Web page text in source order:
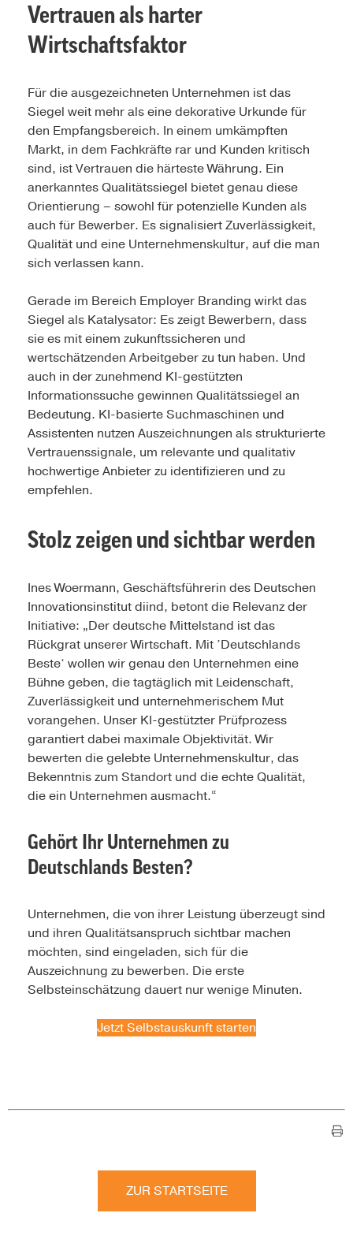
Vertrauen als harter
Wirtschaftsfaktor
Für die ausgezeichneten Unternehmen ist das
Siegel weit mehr als eine dekorative Urkunde für
den Empfangsbereich. In einem umkämpften
Markt, in dem Fachkräfte rar und Kunden kritisch
sind, ist Vertrauen die härteste Währung. Ein
anerkanntes Qualitätssiegel bietet genau diese
Orientierung – sowohl für potenzielle Kunden als
auch für Bewerber. Es signalisiert Zuverlässigkeit,
Qualität und eine Unternehmenskultur, auf die man
sich verlassen kann.
Gerade im Bereich Employer Branding wirkt das
Siegel als Katalysator: Es zeigt Bewerbern, dass
sie es mit einem zukunftssicheren und
wertschätzenden Arbeitgeber zu tun haben. Und
auch in der zunehmend KI-gestützten
Informationssuche gewinnen Qualitätssiegel an
Bedeutung. KI-basierte Suchmaschinen und
Assistenten nutzen Auszeichnungen als strukturierte
Vertrauenssignale, um relevante und qualitativ
hochwertige Anbieter zu identifizieren und zu
empfehlen.
Stolz zeigen und sichtbar werden
Ines Woermann, Geschäftsführerin des Deutschen
Innovationsinstitut diind, betont die Relevanz der
Initiative: „Der deutsche Mittelstand ist das
Rückgrat unserer Wirtschaft. Mit ’Deutschlands
Beste‘ wollen wir genau den Unternehmen eine
Bühne geben, die tagtäglich mit Leidenschaft,
Zuverlässigkeit und unternehmerischem Mut
vorangehen. Unser KI-gestützter Prüfprozess
garantiert dabei maximale Objektivität. Wir
bewerten die gelebte Unternehmenskultur, das
Bekenntnis zum Standort und die echte Qualität,
die ein Unternehmen ausmacht.“
Gehört Ihr Unternehmen zu
Deutschlands Besten?
Unternehmen, die von ihrer Leistung überzeugt sind
und ihren Qualitätsanspruch sichtbar machen
möchten, sind eingeladen, sich für die
Auszeichnung zu bewerben. Die erste
Selbsteinschätzung dauert nur wenige Minuten.
Jetzt Selbstauskunft starten
ZUR STARTSEITE